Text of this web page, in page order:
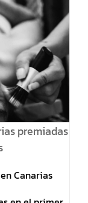
premiadas
Canarias